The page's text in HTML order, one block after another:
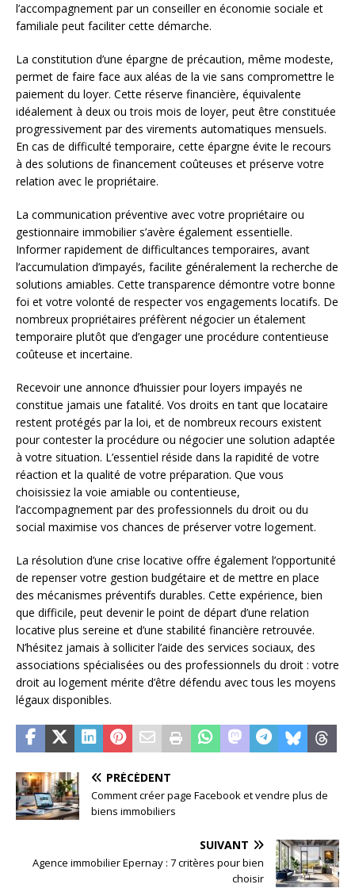
l’accompagnement par un conseiller en économie sociale et
familiale peut faciliter cette démarche.
La constitution d’une épargne de précaution, même modeste,
permet de faire face aux aléas de la vie sans compromettre le
paiement du loyer. Cette réserve financière, équivalente
idéalement à deux ou trois mois de loyer, peut être constituée
progressivement par des virements automatiques mensuels.
En cas de difficulté temporaire, cette épargne évite le recours
à des solutions de financement coûteuses et préserve votre
relation avec le propriétaire.
La communication préventive avec votre propriétaire ou
gestionnaire immobilier s’avère également essentielle.
Informer rapidement de difficultances temporaires, avant
l’accumulation d’impayés, facilite généralement la recherche de
solutions amiables. Cette transparence démontre votre bonne
foi et votre volonté de respecter vos engagements locatifs. De
nombreux propriétaires préfèrent négocier un étalement
temporaire plutôt que d’engager une procédure contentieuse
coûteuse et incertaine.
Recevoir une annonce d’huissier pour loyers impayés ne
constitue jamais une fatalité. Vos droits en tant que locataire
restent protégés par la loi, et de nombreux recours existent
pour contester la procédure ou négocier une solution adaptée
à votre situation. L’essentiel réside dans la rapidité de votre
réaction et la qualité de votre préparation. Que vous
choisissiez la voie amiable ou contentieuse,
l’accompagnement par des professionnels du droit ou du
social maximise vos chances de préserver votre logement.
La résolution d’une crise locative offre également l’opportunité
de repenser votre gestion budgétaire et de mettre en place
des mécanismes préventifs durables. Cette expérience, bien
que difficile, peut devenir le point de départ d’une relation
locative plus sereine et d’une stabilité financière retrouvée.
N’hésitez jamais à solliciter l’aide des services sociaux, des
associations spécialisées ou des professionnels du droit : votre
droit au logement mérite d’être défendu avec tous les moyens
légaux disponibles.
PRÉCÉDENT
Comment créer page Facebook et vendre plus de
biens immobiliers
SUIVANT
Agence immobilier Epernay : 7 critères pour bien
choisir